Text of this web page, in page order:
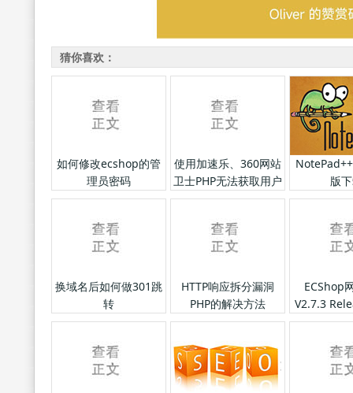
猜你喜欢：
如何修改ecshop的管
理员密码
使用加速乐、360网站
卫士PHP无法获取用户
IP的解决方法
版
换域名后如何做301跳
转
HTTP响应拆分漏洞
PHP的解决方法
ECShop
V2.7.3
正式